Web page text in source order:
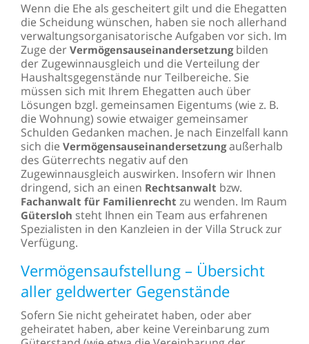
Wenn die Ehe als gescheitert gilt und die Ehegatten
die Scheidung wünschen, haben sie noch allerhand
verwaltungsorganisatorische Aufgaben vor sich. Im
Zuge der Vermögensauseinandersetzungbilden
der Zugewinnausgleich und die Verteilung der
Haushaltsgegenstände nur Teilbereiche. Sie
müssen sich mit Ihrem Ehegatten auch über
Lösungen bzgl. gemeinsamen Eigentums (wie z. B.
die Wohnung) sowie etwaiger gemeinsamer
Schulden Gedanken machen. Je nach Einzelfall kann
sich die Vermögensauseinandersetzungaußerhalb
des Güterrechts negativ auf den
Zugewinnausgleich auswirken. Insofern wir Ihnen
dringend, sich an einen Rechtsanwalt bzw.
Fachanwalt für Familienrecht zu wenden. Im Raum
Gütersloh steht Ihnen ein Team aus erfahrenen
Spezialisten in den Kanzleien in der Villa Struck zur
Verfügung.
Vermögensaufstellung – Übersicht
aller geldwerter Gegenstände
Sofern Sie nicht geheiratet haben, oder aber
geheiratet haben, aber keine Vereinbarung zum